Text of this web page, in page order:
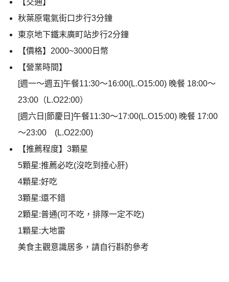
【交通】
秋葉原電氣街口步行3分鐘
東京地下鐵末廣町站步行2分鐘
【價格】2000~3000日幣
【營業時間】
[週一～週五]午餐11:30〜16:00(L.O15:00) 晚餐 18:00〜
23:00（L.O22:00）
[週六日|節慶日]午餐11:30～17:00(L.O15:00) 晚餐 17:00
～23:00 (L.O22:00)
【推薦程度】3顆星
5顆星:推薦必吃(沒吃到捶心肝)
4顆星:好吃
3顆星:還不錯
2顆星:普通(可不吃，排隊一定不吃)
1顆星:大地雷
美食主觀意識居多，請自行斟酌參考